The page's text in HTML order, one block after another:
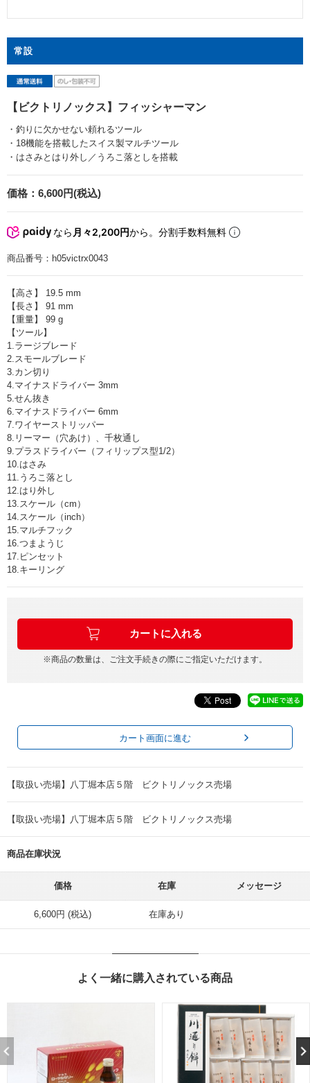
常設
【ビクトリノックス】フィッシャーマン
・釣りに欠かせない頼れるツール
・18機能を搭載したスイス製マルチツール
・はさみとはり外し／うろこ落としを搭載
価格： 6,600円(税込)
なら 月々2,200円から。分割手数料無料
商品番号： h05victrx0043
【高さ】 19.5 mm
【長さ】 91 mm
【重量】 99 g
【ツール】
1.ラージブレード
2.スモールブレード
3.カン切り
4.マイナスドライバー 3mm
5.せん抜き
6.マイナスドライバー 6mm
7.ワイヤーストリッパー
8.リーマー（穴あけ）、千枚通し
9.プラスドライバー（フィリップス型1/2）
10.はさみ
11.うろこ落とし
12.はり外し
13.スケール（cm）
14.スケール（inch）
15.マルチフック
16.つまようじ
17.ピンセット
18.キーリング
※商品の数量は、ご注文手続きの際にご指定いただけます。
カート画面に進む
【取扱い売場】八丁堀本店５階 ビクトリノックス売場
【取扱い売場】八丁堀本店５階 ビクトリノックス売場
商品在庫状況
価格 在庫 メッセージ
6,600円 (税込) 在庫あり
よく一緒に購入されている商品